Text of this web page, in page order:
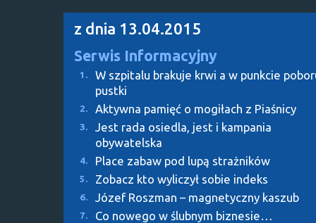
z dnia 13.04.2015
Serwis Informacyjny
1.
W szpitalu brakuje krwi a w punkcie
pustki
2. Aktywna pamięć o mogiłach z Piaśnicy
3.
Jest rada osiedla, jest i kampania
obywatelska
4. Place zabaw pod lupą strażników
5. Zobacz kto wyliczył sobie indeks
6. Józef Roszman – magnetyczny kaszub
7. Co nowego w ślubnym biznesie…